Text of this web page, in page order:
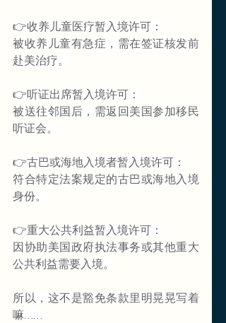
👉收养儿童医疗暂入境许可：
被收养儿童有急症，需在签证核发前
赴美治疗。
👉听证出席暂入境许可：
被送往邻国后，需返回美国参加移民
听证会。
👉古巴或海地入境者暂入境许可：
符合特定法案规定的古巴或海地入境
身份。
👉重大公共利益暂入境许可：
因协助美国政府执法事务或其他重大
公共利益需要入境。
所以，这不是豁免条款里明晃晃写着
嘛……